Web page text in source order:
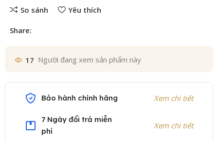
So sánh Yêu thích
Share:
17 Người đang xem sản phẩm này
Bảo hành chính hãng Xem chi tiết
7 Ngày đổi trả miễn
phí
Xem chi tiết